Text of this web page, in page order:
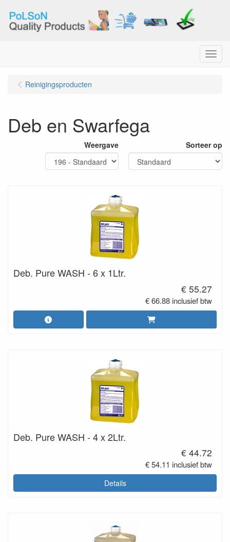
Menu
Reinigingsproducten
Deb en Swarfega
Weergave Sorteer op
Deb. Pure WASH - 6 x 1Ltr.
€ 55.27
€ 66.88 inclusief btw
Deb. Pure WASH - 4 x 2Ltr.
€ 44.72
€ 54.11 inclusief btw
Details